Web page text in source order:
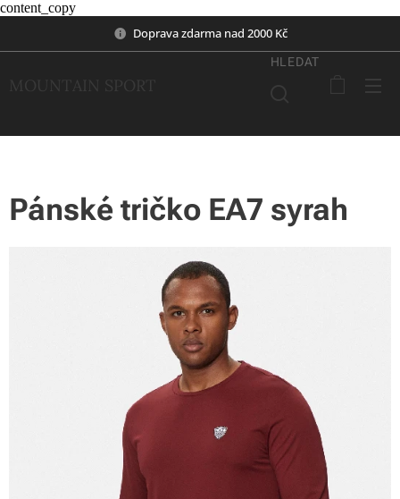
content_copy
Doprava zdarma nad 2000 Kč
MOUNTAIN SPORT
HLEDAT
Pánské tričko EA7 syrah